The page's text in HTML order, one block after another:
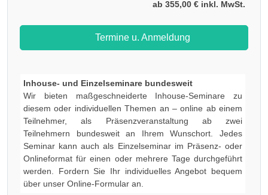
ab 355,00 € inkl. MwSt.
Termine u. Anmeldung
Inhouse- und Einzelseminare bundesweit
Wir bieten maßgeschneiderte Inhouse-Seminare zu
diesem oder individuellen Themen an – online ab einem
Teilnehmer, als Präsenzveranstaltung ab zwei
Teilnehmern bundesweit an Ihrem Wunschort. Jedes
Seminar kann auch als Einzelseminar im Präsenz- oder
Onlineformat für einen oder mehrere Tage durchgeführt
werden. Fordern Sie Ihr individuelles Angebot bequem
über unser Online-Formular an.